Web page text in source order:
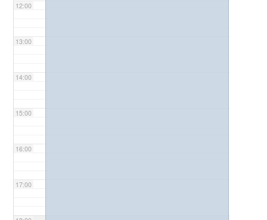
12:00
13:00
14:00
15:00
16:00
17:00